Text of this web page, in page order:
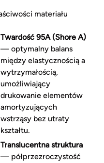
materiału
Twardość 95A (Shore A)
— optymalny balans
między elastycznością a
wytrzymałością,
umożliwiający
drukowanie elementów
amortyzujących
wstrząsy bez utraty
kształtu.
Translucentna struktura
— półprzezroczystość